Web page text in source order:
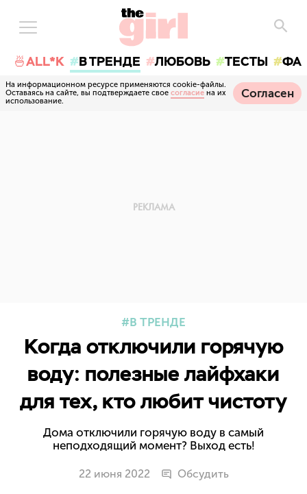
🍜ALL*K В ТРЕНДЕ ЛЮБОВЬ ТЕСТЫ
На информационном ресурсе применяются cookie-файлы.
Оставаясь на сайте, вы подтверждаете свое согласие на их
использование.
Согласен
В ТРЕНДЕ
Когда отключили горячую
воду: полезные лайфхаки
для тех, кто любит чистоту
Дома отключили горячую воду в самый
неподходящий момент? Выход есть!
22 июня 2022 Обсудить